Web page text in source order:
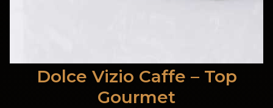
Dolce Vizio Caffe – Top
Gourmet